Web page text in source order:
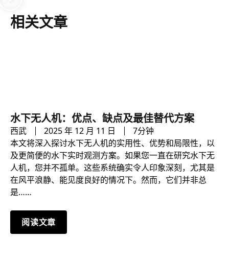
相关文章
水下无人机：优点、缺点及最佳替代方案
西武 2025 年 12 月 11 日
7分钟
本文将深入探讨水下无人机的实用性、优势和局限性，以
及更简便的水下实时观测方案。如果您一直在研究水下无
人机，您并不孤单。这些系统确实令人印象深刻，尤其是
在风平浪静、能见度良好的情况下。然而，它们并非总
是……
阅读文章